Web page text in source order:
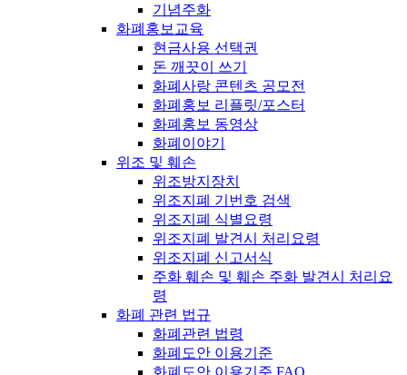
기념주화
화폐홍보교육
현금사용 선택권
돈 깨끗이 쓰기
화폐사랑 콘텐츠 공모전
화폐홍보 리플릿/포스터
화폐홍보 동영상
화폐이야기
위조 및 훼손
위조방지장치
위조지폐 기번호 검색
위조지폐 식별요령
위조지폐 발견시 처리요령
위조지폐 신고서식
주화 훼손 및 훼손 주화 발견시 처리요
령
화폐 관련 법규
화폐관련 법령
화폐도안 이용기준